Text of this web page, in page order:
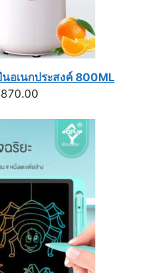
อเนกประสงค์ 800ML
870.00
฿870.00.